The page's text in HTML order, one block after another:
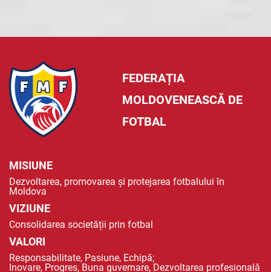
FEDERAȚIA
MOLDOVENEASCĂ DE
FOTBAL
MISIUNE
Dezvoltarea, promovarea și protejarea fotbalului în
Moldova
VIZIUNE
Consolidarea societății prin fotbal
VALORI
Responsabilitate, Pasiune, Echipă;
Inovare, Progres, Buna guvernare, Dezvoltarea profesională